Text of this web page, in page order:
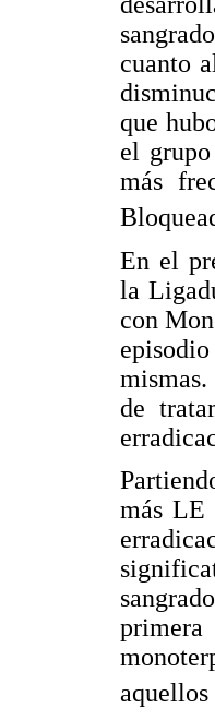
cuanto
que
el
más
En el
la
con
de
más LE